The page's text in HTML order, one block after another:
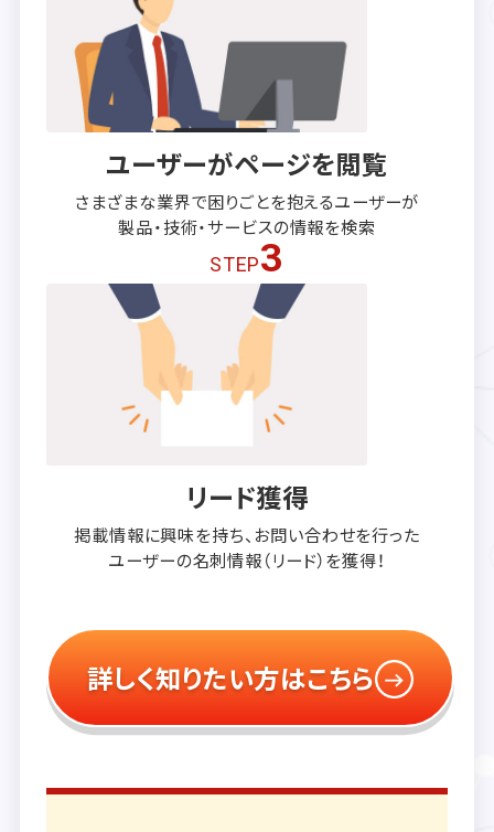
ユーザーがページを閲覧
さまざまな業界で困りごとを抱えるユーザーが
製品・技術・サービスの情報を検索
STEP3
リード獲得
掲載情報に興味を持ち、 お問い合わせを行った
ユーザーの名刺情報（リード）を獲得！
詳しく知りたい方はこちら